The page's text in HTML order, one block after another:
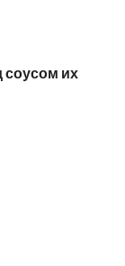
соусом их